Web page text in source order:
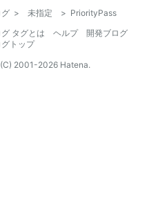
> 未指定 > PriorityPass
タグとは
ヘルプ
開発ブログ
トップ
2001-2026 Hatena.